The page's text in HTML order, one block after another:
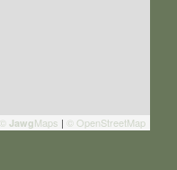
© JawgMaps | © OpenStreetMap